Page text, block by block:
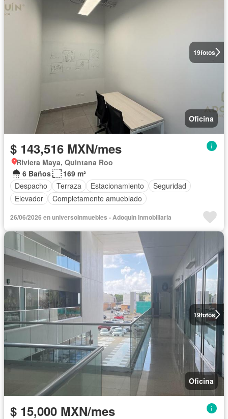
19fotos
Oficina
$ 143,516 MXN/mes
Riviera Maya, Quintana Roo
6 Baños
169 m²
Despacho
Terraza Estacionamiento
Seguridad
Elevador
Completamente amueblado
26/06/2026 en universoInmuebles - Adoquin Inmobiliaria
19fotos
Oficina
$ 15,000 MXN/mes